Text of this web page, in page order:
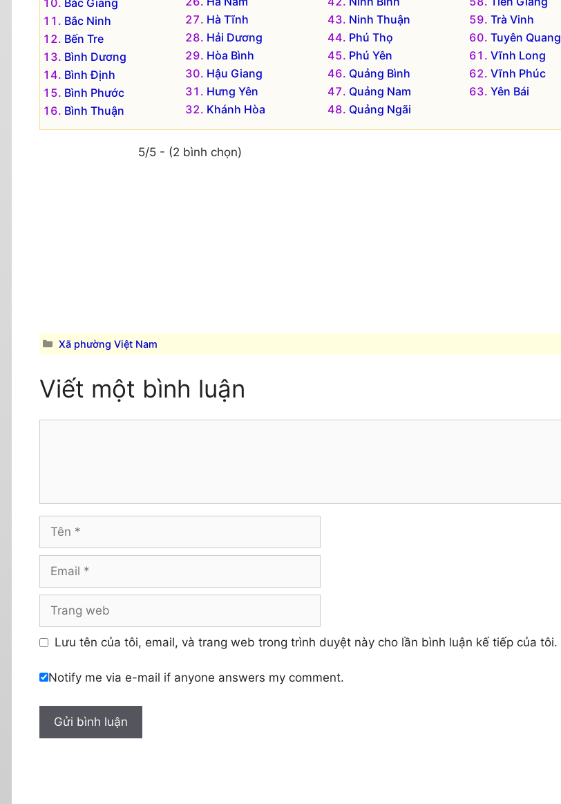
Bắc Ninh
Bến Tre
Bình Dương
Bình Định
Bình Phước
Bình Thuận
Hà Tĩnh
Hải Dương
Hòa Bình
Hậu Giang
Hưng Yên
Khánh Hòa
Ninh Thuận
Phú Thọ
Phú Yên
Quảng Bình
Quảng Nam
Quảng Ngãi
Trà Vinh
Tuyên Quang
Vĩnh Long
Vĩnh Phúc
Yên Bái
5/5 - (2 bình chọn)
Danh
mục
Xã phường Việt Nam
Viết một bình luận
Tên
Email
Trang
Lưu tên của tôi, email, và trang web trong trình duyệt này cho lần bình luận kế tiếp của tôi.
Notify me via e-mail if anyone answers my comment.